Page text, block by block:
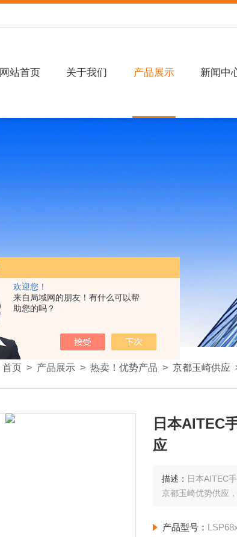
欢迎您！
来自局域网的朋友！有什么可以帮
助您的吗？
网站首页 关于我们 产品展示 新闻中
首页 > 产品展示 > 热卖！优势产品 > 京都玉崎供应
日本AITEC
应
描述： 日本AITEC
京都玉崎优势供应
产品型号：